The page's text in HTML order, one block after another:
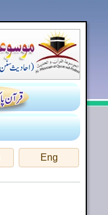
Eng